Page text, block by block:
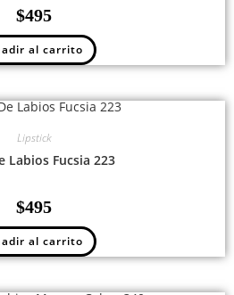
$495
al carrito
Lipstick
Labios Fucsia 223
$495
al carrito